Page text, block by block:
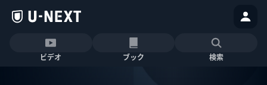
ビデオ ブック 検索